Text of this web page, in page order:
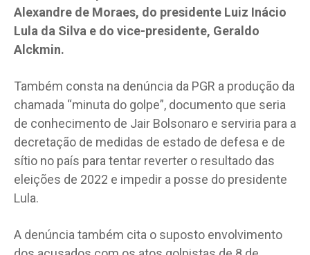
Alexandre de Moraes, do presidente Luiz Inácio
Lula da Silva e do vice-presidente, Geraldo
Alckmin.
Também consta na denúncia da PGR a produção da
chamada “minuta do golpe”, documento que seria
de conhecimento de Jair Bolsonaro e serviria para a
decretação de medidas de estado de defesa e de
sítio no país para tentar reverter o resultado das
eleições de 2022 e impedir a posse do presidente
Lula.
A denúncia também cita o suposto envolvimento